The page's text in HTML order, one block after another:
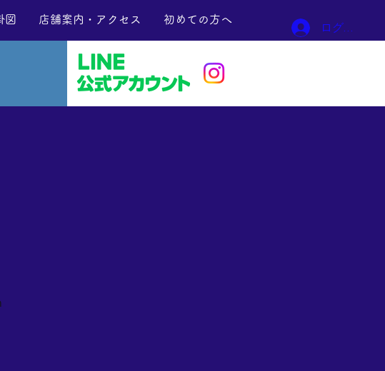
図 店舗案内・アクセス 初めての方へ
ログイン